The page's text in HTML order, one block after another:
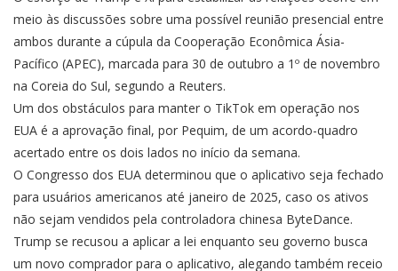
meio às discussões sobre uma possível reunião presencial entre
ambos durante a cúpula da Cooperação Econômica Ásia-
Pacífico (APEC), marcada para 30 de outubro a 1º de novembro
na Coreia do Sul, segundo a Reuters.
Um dos obstáculos para manter o TikTok em operação nos
EUA é a aprovação final, por Pequim, de um acordo-quadro
acertado entre os dois lados no início da semana.
O Congresso dos EUA determinou que o aplicativo seja fechado
para usuários americanos até janeiro de 2025, caso os ativos
não sejam vendidos pela controladora chinesa ByteDance.
Trump se recusou a aplicar a lei enquanto seu governo busca
um novo comprador para o aplicativo, alegando também receio